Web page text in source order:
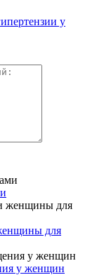
у
для
у женщин